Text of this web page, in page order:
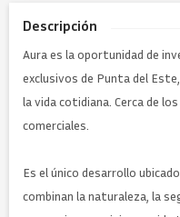
Descripción
Aura es la oportunidad de
exclusivos de Punta del
la vida cotidiana. Cerca de
comerciales.
Es el único desarrollo
combinan la naturaleza, la